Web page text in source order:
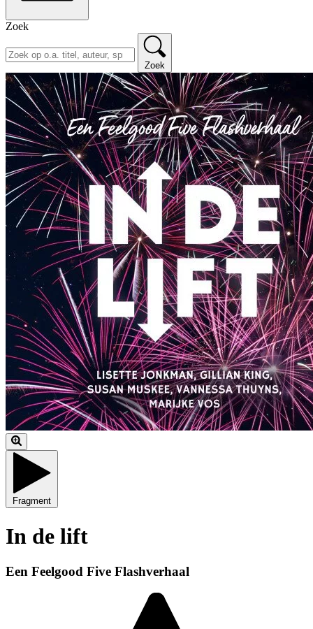
Zoek
Zoek
Fragment
In de lift
Een Feelgood Five Flashverhaal